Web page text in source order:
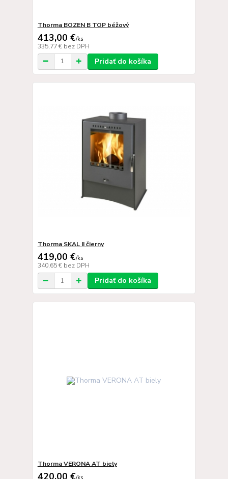
Thorma BOZEN B TOP béžový
413,00 €/ks
335,77 € bez DPH
Pridať do košíka
Thorma SKAL II čierny
419,00 €/ks
340,65 € bez DPH
Pridať do košíka
Thorma VERONA AT biely
420,00 €/ks